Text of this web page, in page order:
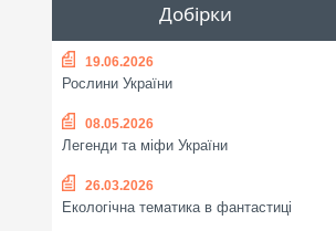
Добірки
19.06.2026
Рослини України
08.05.2026
Легенди та міфи України
26.03.2026
Екологічна тематика в фантастиці